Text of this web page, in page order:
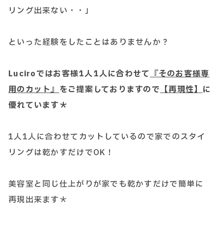
リング出来ない・・」
といった経験をしたことはありませんか？
Luciroではお客様1人1人に合わせて『そのお客様専
用のカット』をご提案しておりますので【再現性】に
優れています＊
1人1人に合わせてカットしているので家でのスタイ
リングは乾かすだけでOK！
美容室と同じ仕上がりが家でも乾かすだけで簡単に
再現出来ます＊